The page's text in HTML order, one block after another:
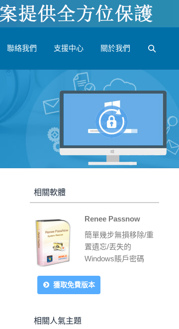
聯絡我們 支援中心 關於我們
相關軟體
Renee Passnow
簡單幾步無損移除/重
置遺忘/丟失的
Windows賬戶密碼
獲取免費版本
相關人氣主題